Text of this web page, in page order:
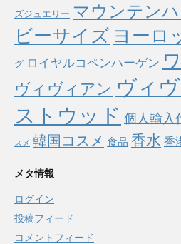
ズジュエリー マウンテンハ
ビーサイズ ヨーロ
グ ロイヤルコペンハーゲン
ヴィヴィアン ヴィ
ストウッド 個人輸入
スメ 韓国コスメ 食品 香水 香
メタ情報
ログイン
投稿フィード
コメントフィード